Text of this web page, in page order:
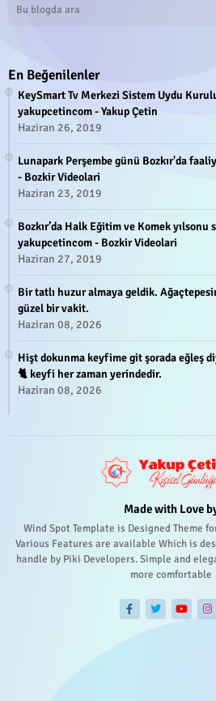
En Beğenilenler
KeySmart Tv Merkezi Sistem Uydu
yakupcetincom - Yakup Çetin
Haziran 26, 2019
Lunapark Perşembe günü Bozkır'da
- Bozkir Videolari
Haziran 23, 2019
Bozkır’da Halk Eğitim ve Komek
yakupcetincom - Bozkir Videolari
Haziran 27, 2019
Bir tatlı huzur almaya geldik.
güzel bir vakit.
Haziran 08, 2026
Hişt dokunma keyfime git şorada eğleş
🐈 keyfi her zaman yerindedir.
Haziran 08, 2026
Made with Love
Wind Spot Template is Designed Theme
Various Features are available Which is
handle by Piki Developers. Simple and
more comfortable